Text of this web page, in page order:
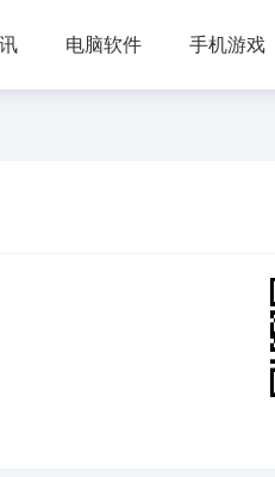
电脑软件 手机游戏